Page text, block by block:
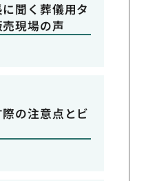
聞く葬儀用タ
現場の声
の注意点とビ